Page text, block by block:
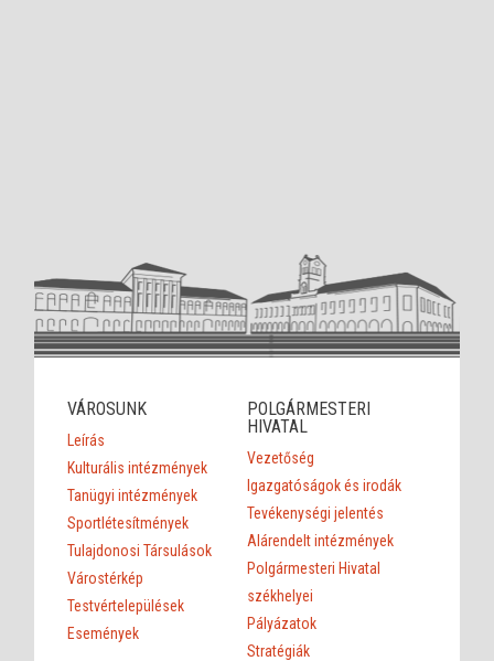
VÁROSUNK
Leírás
Kulturális intézmények
Tanügyi intézmények
Sportlétesítmények
Tulajdonosi Társulások
Várostérkép
Testvértelepülések
Események
POLGÁRMESTERI
HIVATAL
Vezetőség
Igazgatóságok és irodák
Tevékenységi jelentés
Alárendelt intézmények
Polgármesteri Hivatal
székhelyei
Pályázatok
Stratégiák